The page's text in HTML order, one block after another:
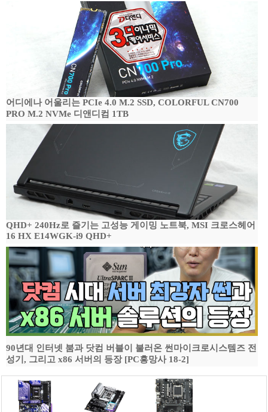
어디에나 어울리는 PCIe 4.0 M.2 SSD, COLORFUL CN700
PRO M.2 NVMe 디앤디컴 1TB
QHD+ 240Hz로 즐기는 고성능 게이밍 노트북, MSI 크로스헤어
16 HX E14WGK-i9 QHD+
90년대 인터넷 붐과 닷컴 버블이 불러온 썬마이크로시스템즈 전
성기, 그리고 x86 서버의 등장 [PC흥망사 18-2]